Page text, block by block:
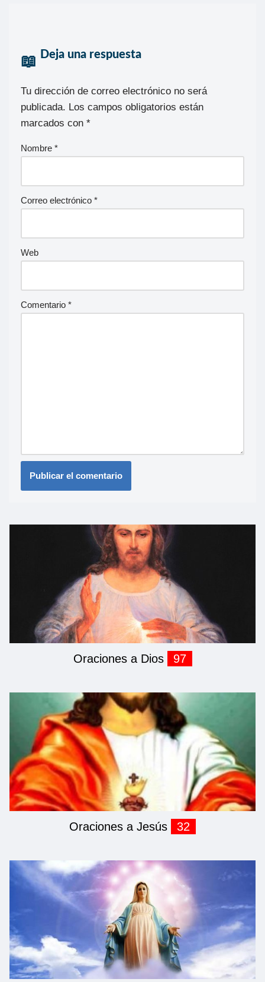
Deja una respuesta
Tu dirección de correo electrónico no será
publicada. Los campos obligatorios están
marcados con *
Nombre *
Correo electrónico *
Web
Comentario *
Oraciones a Dios 97
Oraciones a Jesús 32